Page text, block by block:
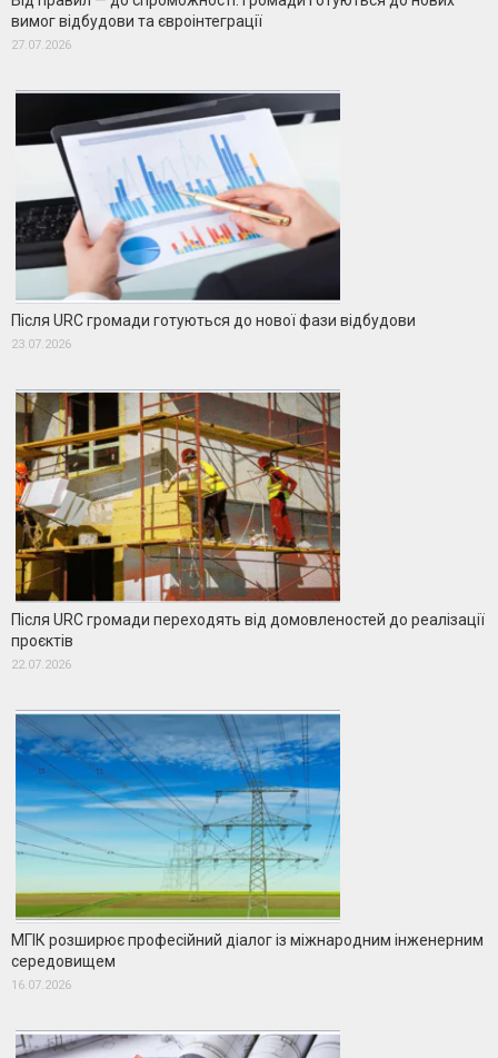
вимог відбудови та євроінтеграції
27.07.2026
Після URC громади готуються до нової фази відбудови
23.07.2026
Після URC громади переходять від домовленостей до реалізації
проєктів
22.07.2026
МГІК розширює професійний діалог із міжнародним інженерним
середовищем
16.07.2026